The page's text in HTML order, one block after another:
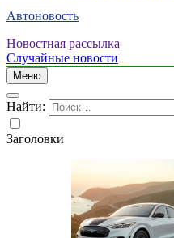
Автоновость
Новостная рассылка
Случайные новости
Меню
Найти:
Заголовки